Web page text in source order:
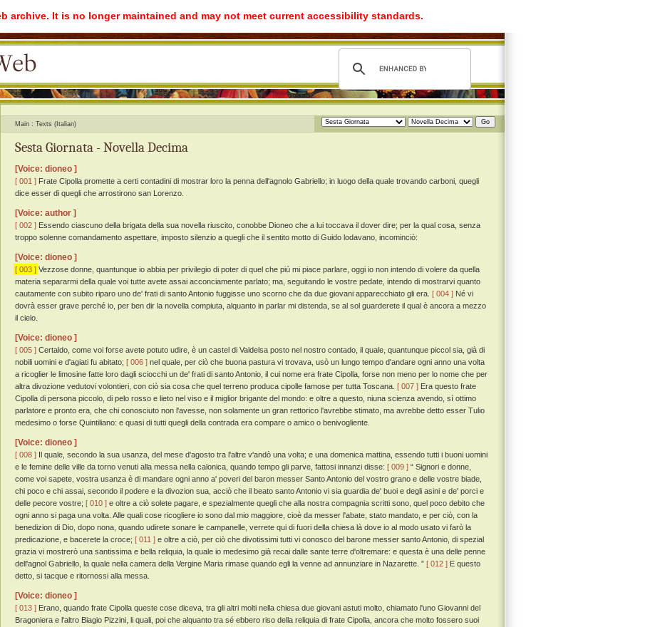
archive. It is no longer maintained and may not meet current accessibility standards.
Main Texts (Italian)
Sesta Giornata - Novella Decima
[Voice: dioneo ]
[ 001 ] Frate Cipolla promette a certi contadini di mostrar loro la penna dell'agnolo Gabriello; in luogo della quale trovando carboni, quegli
dice esser di quegli che arrostirono san Lorenzo.
[Voice: author ]
[ 002 ] Essendo ciascuno della brigata della sua novella riuscito, conobbe Dioneo che a lui toccava il dover dire; per la qual cosa, senza
troppo solenne comandamento aspettare, imposto silenzio a quegli che il sentito motto di Guido lodavano, incominciò:
[Voice: dioneo ]
[ 003 ] Vezzose donne, quantunque io abbia per privilegio di poter di quel che piú mi piace parlare, oggi io non intendo di volere da quella
materia separarmi della quale voi tutte avete assai acconciamente parlato; ma, seguitando le vostre pedate, intendo di mostrarvi quanto
cautamente con subito riparo uno de' frati di santo Antonio fuggisse uno scorno che da due giovani apparecchiato gli era. [ 004 ] Né vi
dovrà esser grave perché io, per ben dir la novella compiuta, alquanto in parlar mi distenda, se al sol guarderete il qual è ancora a mezzo
il cielo.
[Voice: dioneo ]
[ 005 ] Certaldo, come voi forse avete potuto udire, è un castel di Valdelsa posto nel nostro contado, il quale, quantunque piccol sia, già di
nobili uomini e d'agiati fu abitato; [ 006 ] nel quale, per ciò che buona pastura vi trovava, usò un lungo tempo d'andare ogni anno una volta
a ricoglier le limosine fatte loro dagli sciocchi un de' frati di santo Antonio, il cui nome era frate Cipolla, forse non meno per lo nome che per
altra divozione vedutovi volontieri, con ciò sia cosa che quel terreno produca cipolle famose per tutta Toscana. [ 007 ] Era questo frate
Cipolla di persona piccolo, di pelo rosso e lieto nel viso e il miglior brigante del mondo: e oltre a questo, niuna scienza avendo, sí ottimo
parlatore e pronto era, che chi conosciuto non l'avesse, non solamente un gran rettorico l'avrebbe stimato, ma avrebbe detto esser Tulio
medesimo o forse Quintiliano: e quasi di tutti quegli della contrada era compare o amico o benivogliente.
[Voice: dioneo ]
[ 008 ] Il quale, secondo la sua usanza, del mese d'agosto tra l'altre v'andò una volta; e una domenica mattina, essendo tutti i buoni uomini
e le femine delle ville da torno venuti alla messa nella calonica, quando tempo gli parve, fattosi innanzi disse: [ 009 ] “ Signori e donne,
come voi sapete, vostra usanza è di mandare ogni anno a' poveri del baron messer Santo Antonio del vostro grano e delle vostre biade,
chi poco e chi assai, secondo il podere e la divozion sua, acciò che il beato santo Antonio vi sia guardia de' buoi e degli asini e de' porci e
delle pecore vostre; [ 010 ] e oltre a ciò solete pagare, e spezialmente quegli che alla nostra compagnia scritti sono, quel poco debito che
ogni anno si paga una volta. Alle quali cose ricogliere io sono dal mio maggiore, cioè da messer l'abate, stato mandato, e per ciò, con la
benedizion di Dio, dopo nona, quando udirete sonare le campanelle, verrete qui di fuori della chiesa là dove io al modo usato vi farò la
predicazione, e bacerete la croce; [ 011 ] e oltre a ciò, per ciò che divotissimi tutti vi conosco del barone messer santo Antonio, di spezial
grazia vi mostrerò una santissima e bella reliquia, la quale io medesimo già recai dalle sante terre d'oltremare: e questa è una delle penne
dell'agnol Gabriello, la quale nella camera della Vergine Maria rimase quando egli la venne ad annunziare in Nazarette. ” [ 012 ] E questo
detto, si tacque e ritornossi alla messa.
[Voice: dioneo ]
[ 013 ] Erano, quando frate Cipolla queste cose diceva, tra gli altri molti nella chiesa due giovani astuti molto, chiamato l'uno Giovanni del
Bragoniera e l'altro Biagio Pizzini, li quali, poi che alquanto tra sé ebbero riso della reliquia di frate Cipolla, ancora che molto fossero suoi